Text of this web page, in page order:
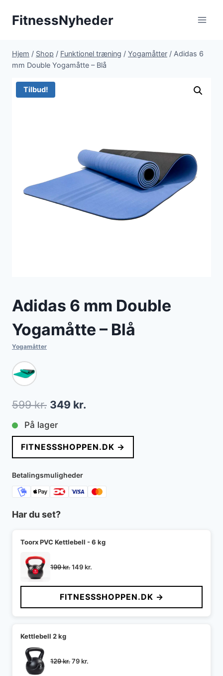
FitnessNyheder
Hjem / Shop / Funktionel træning / Yogamåtter / Adidas 6
mm Double Yogamåtte – Blå
Tilbud!
Adidas 6 mm Double
Yogamåtte – Blå
Yogamåtter
599kr. Den
oprindelige
pris
var:
599 kr..
349 kr.
pris
er:
På lager
FITNESSSHOPPEN.DK →
Betalingsmuligheder
Har du set?
Toorx PVC Kettlebell - 6 kg
199kr.Den
pris
var:
199 kr..
149kr.
pris
er:
149 kr..
FITNESSSHOPPEN.DK →
Kettlebell 2 kg
129kr.Den
79kr.